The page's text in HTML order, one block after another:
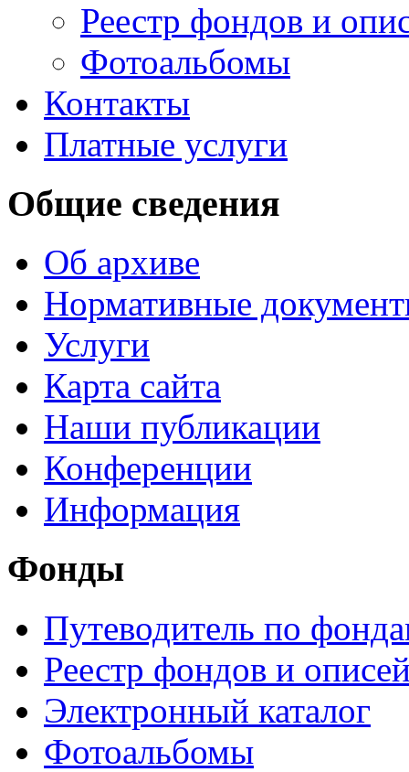
Реестр фондов и
Фотоальбомы
Контакты
Платные услуги
Общие сведения
Об архиве
Нормативные
Услуги
Карта сайта
Наши публикации
Конференции
Информация
Фонды
Путеводитель по
Реестр фондов и
Электронный каталог
Фотоальбомы